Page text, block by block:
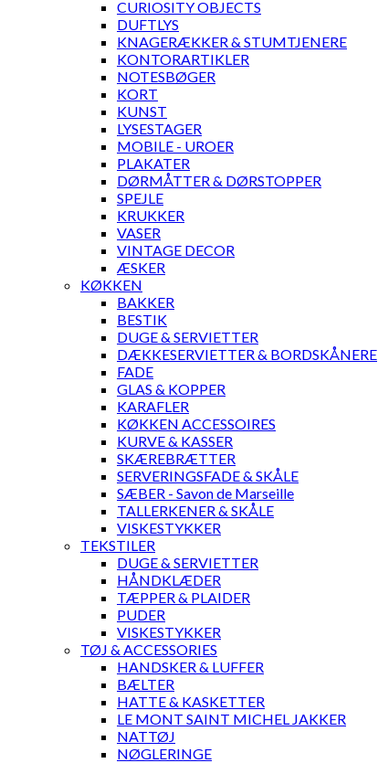
CURIOSITY OBJECTS
DUFTLYS
KNAGERÆKKER & STUMTJENERE
KONTORARTIKLER
NOTESBØGER
KORT
KUNST
LYSESTAGER
MOBILE - UROER
PLAKATER
DØRMÅTTER & DØRSTOPPER
SPEJLE
KRUKKER
VASER
VINTAGE DECOR
ÆSKER
KØKKEN
BAKKER
BESTIK
DUGE & SERVIETTER
DÆKKESERVIETTER & BORDSKÅNERE
FADE
GLAS & KOPPER
KARAFLER
KØKKEN ACCESSOIRES
KURVE & KASSER
SKÆREBRÆTTER
SERVERINGSFADE & SKÅLE
SÆBER - Savon de Marseille
TALLERKENER & SKÅLE
VISKESTYKKER
TEKSTILER
DUGE & SERVIETTER
HÅNDKLÆDER
TÆPPER & PLAIDER
PUDER
VISKESTYKKER
TØJ & ACCESSORIES
HANDSKER & LUFFER
BÆLTER
HATTE & KASKETTER
LE MONT SAINT MICHEL JAKKER
NATTØJ
NØGLERINGE